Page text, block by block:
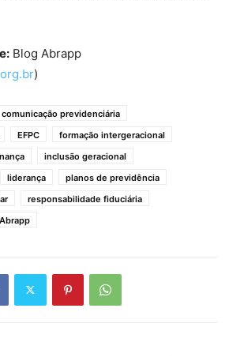
Blog Abrapp
)
comunicação previdenciária
EFPC
formação intergeracional
inclusão geracional
liderança
planos de previdência
responsabilidade fiduciária